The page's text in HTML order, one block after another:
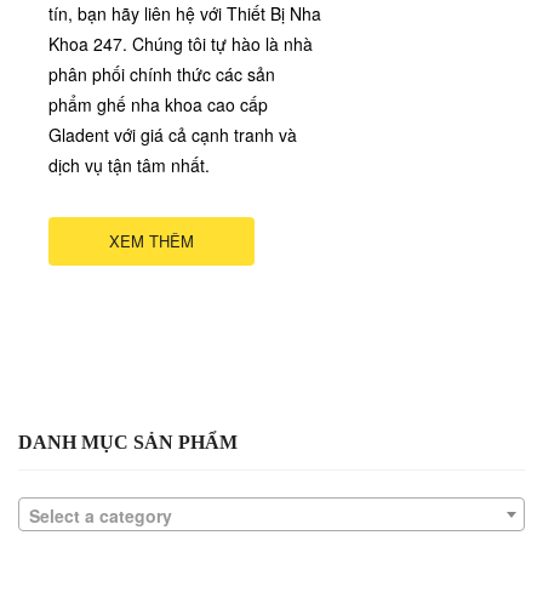
tín, bạn hãy liên hệ với Thiết Bị Nha
Khoa 247. Chúng tôi tự hào là nhà
phân phối chính thức các sản
phẩm ghế nha khoa cao cấp
Gladent với giá cả cạnh tranh và
dịch vụ tận tâm nhất.
XEM THÊM
DANH MỤC SẢN PHẨM
Select a category